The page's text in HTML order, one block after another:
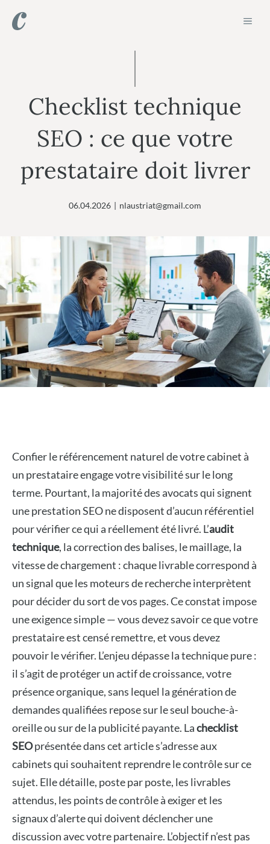
Checklist technique
SEO : ce que votre
prestataire doit livrer
06.04.2026 | nlaustriat@gmail.com
Confier le référencement naturel de votre cabinet à
un prestataire engage votre visibilité sur le long
terme. Pourtant, la majorité des avocats qui signent
une prestation SEO ne disposent d’aucun référentiel
pour vérifier ce qui a réellement été livré. L’audit
technique, la correction des balises, le maillage, la
vitesse de chargement : chaque livrable correspond à
un signal que les moteurs de recherche interprètent
pour décider du sort de vos pages. Ce constat impose
une exigence simple — vous devez savoir ce que votre
prestataire est censé remettre, et vous devez
pouvoir le vérifier. L’enjeu dépasse la technique pure :
il s’agit de protéger un actif de croissance, votre
présence organique, sans lequel la génération de
demandes qualifiées repose sur le seul bouche-à-
oreille ou sur de la publicité payante. Lachecklist
SEOprésentée dans cet article s’adresse aux
cabinets qui souhaitent reprendre le contrôle sur ce
sujet. Elle détaille, poste par poste, les livrables
attendus, les points de contrôle à exiger et les
signaux d’alerte qui doivent déclencher une
discussion avec votre partenaire. L’objectif n’est pas